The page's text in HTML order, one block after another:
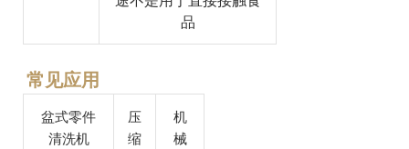
品
常见应用
盆式零件
清洗机
压
缩
机
械